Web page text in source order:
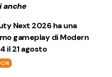
anche
Next 2026 ha una
gameplay di Modern
il 21 agosto